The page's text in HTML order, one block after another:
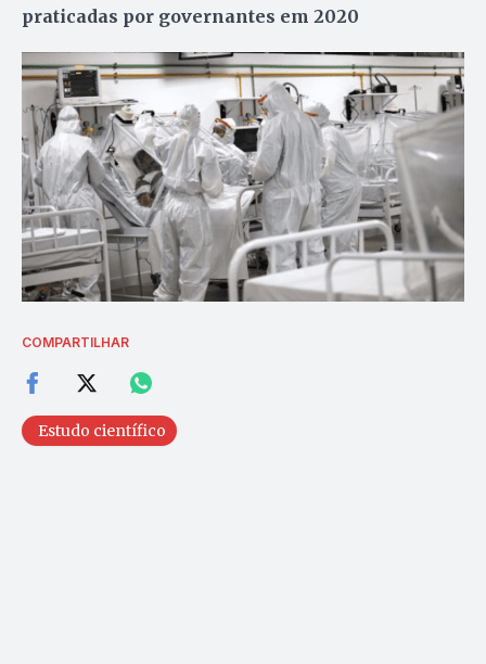
praticadas por governantes em 2020
COMPARTILHAR
Estudo científico